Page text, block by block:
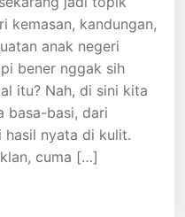
kemasan, kandungan,
anak negeri
bener nggak sih
itu? Nah, di sini kita
basa-basi, dari
hasil nyata di kulit.
cuma […]